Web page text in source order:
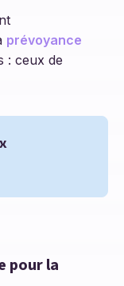
prévoyance
: ceux de
pour la